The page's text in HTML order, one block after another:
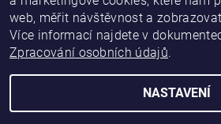
2026 © Chcipleny.cz, všechna práva vyhrazena
web, měřit návštěvnost a
Více informací najdete v
Zpracování osobních údajů.
NASTAVENÍ